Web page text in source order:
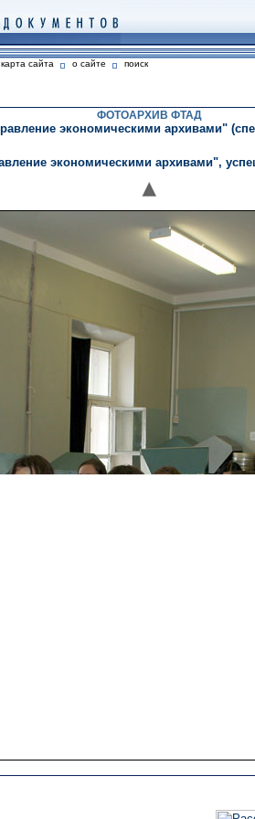
карта сайта о сайте поиск
ФОТОАРХИВ ФТАД
экономическими архивами"
экономическими архивами",